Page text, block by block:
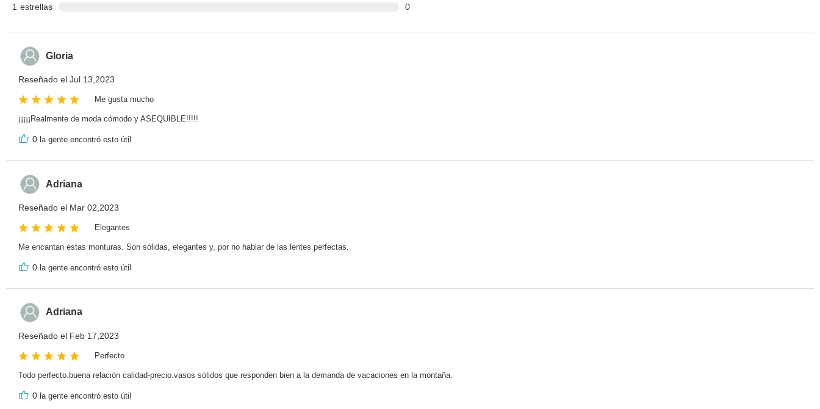
1 estrellas 0
Gloria
Reseñado el Jul 13,2023
Me gusta mucho
¡¡¡¡¡Realmente de moda cómodo y ASEQUIBLE!!!!!
0 la gente encontró esto útil
Adriana
Reseñado el Mar 02,2023
Elegantes
Me encantan estas monturas. Son sólidas, elegantes y, por no hablar de las lentes perfectas.
0 la gente encontró esto útil
Adriana
Reseñado el Feb 17,2023
Perfecto
Todo perfecto.buena relación calidad-precio.vasos sólidos que responden bien a la demanda de vacaciones en la montaña.
0 la gente encontró esto útil